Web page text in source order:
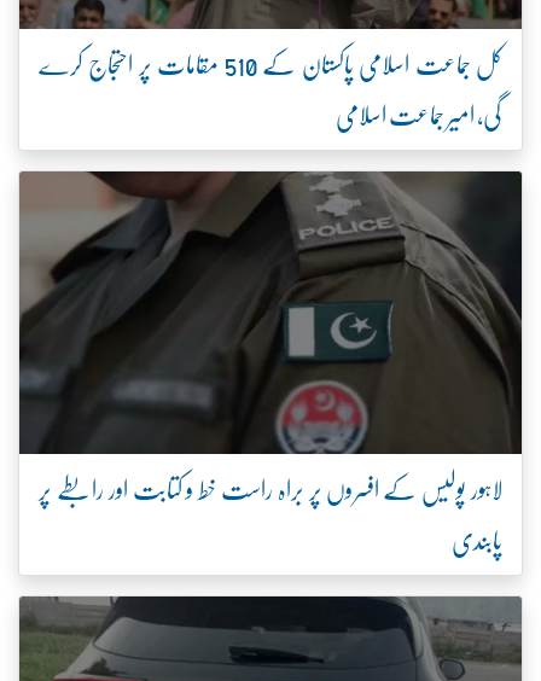
کل جماعت اسلامی پاکستان کے 510 مقامات پر احتجاج کرے
گی، امیر جماعت اسلامی
لاہور پولیس کے افسروں پر براہ راست خط و کتابت اور رابطے پر
پابندی